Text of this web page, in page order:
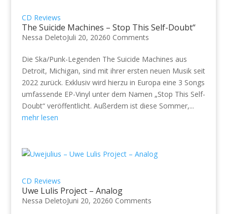
CD Reviews
The Suicide Machines – Stop This Self-Doubt“
Nessa DeletoJuli 20, 20260 Comments
Die Ska/Punk-Legenden The Suicide Machines aus
Detroit, Michigan, sind mit ihrer ersten neuen Musik seit
2022 zurück. Exklusiv wird hierzu in Europa eine 3 Songs
umfassende EP-Vinyl unter dem Namen „Stop This Self-
Doubt“ veröffentlicht. Außerdem ist diese Sommer,...
mehr lesen
CD Reviews
Uwe Lulis Project – Analog
Nessa DeletoJuni 20, 20260 Comments